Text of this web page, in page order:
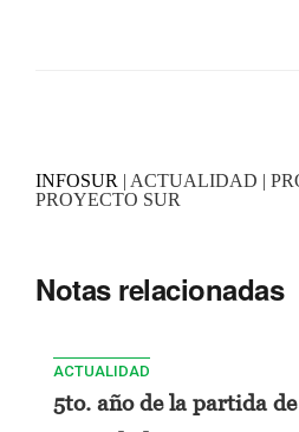
INFOSUR | ACTUALIDAD |
PROYECTO SUR
Notas relacionadas
ACTUALIDAD
5to. año de la partida